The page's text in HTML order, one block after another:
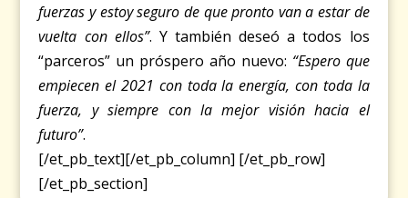
fuerzas y estoy seguro de que pronto van a estar de
vuelta con ellos”. Y también deseó a todos los
“parceros” un próspero año nuevo: “Espero que
empiecen el 2021 con toda la energía, con toda la
fuerza, y siempre con la mejor visión hacia el
futuro”.
[/et_pb_text][/et_pb_column] [/et_pb_row]
[/et_pb_section]